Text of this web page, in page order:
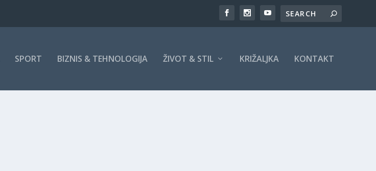
SPORT BIZNIS & TEHNOLOGIJA ŽIVOT & STIL KRIŽALJKA KONTAKT